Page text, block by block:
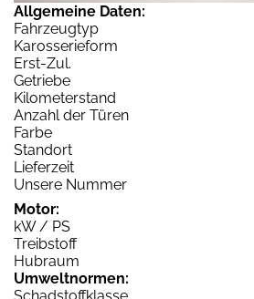
Allgemeine Daten:
Fahrzeugtyp
Karosserieform
Erst-Zul.
Getriebe
Kilometerstand
Anzahl der Türen
Farbe
Standort
Lieferzeit
Unsere Nummer
Motor:
kW / PS
Treibstoff
Hubraum
Umweltnormen: